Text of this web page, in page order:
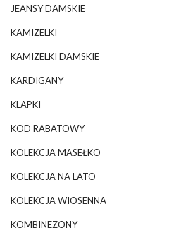
JEANSY DAMSKIE
KAMIZELKI
KAMIZELKI DAMSKIE
KARDIGANY
KLAPKI
KOD RABATOWY
KOLEKCJA MASEŁKO
KOLEKCJA NA LATO
KOLEKCJA WIOSENNA
KOMBINEZONY